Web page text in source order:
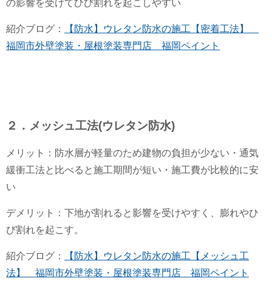
の影響を受けてひび割れを起こしやすい
紹介ブログ：
【防水】ウレタン防水の施工【密着工法】
福岡市外壁塗装・屋根塗装専門店 福岡ペイント
２．メッシュ工法(ウレタン防水)
メリット：防水層が軽量のため建物の負担が少ない・通気
緩衝工法と比べると施工期間が短い・施工費が比較的に安
い
デメリット：下地が割れると影響を受けやすく、膨れやひ
び割れを起こす。
紹介ブログ：
【防水】ウレタン防水の施工【メッシュ工
法】 福岡市外壁塗装・屋根塗装専門店 福岡ペイント